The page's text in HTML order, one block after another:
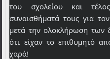
του σχολείου και
συναισθήματά τους για
μετά την ολοκλήρωση των
ότι είχαν το επιθυμητό
χαρά!